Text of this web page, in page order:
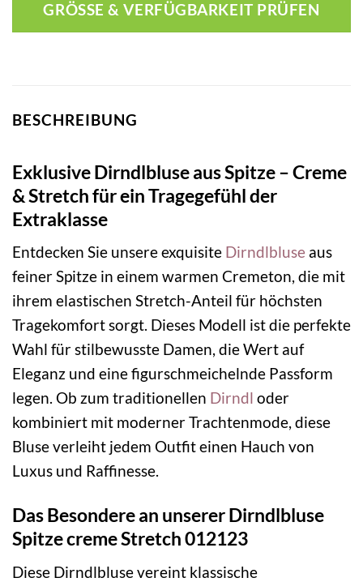
GRÖSSE & VERFÜGBARKEIT PRÜFEN
BESCHREIBUNG
Exklusive Dirndlbluse aus Spitze – Creme
& Stretch für ein Tragegefühl der
Extraklasse
Entdecken Sie unsere exquisite Dirndlbluse aus
feiner Spitze in einem warmen Cremeton, die mit
ihrem elastischen Stretch-Anteil für höchsten
Tragekomfort sorgt. Dieses Modell ist die perfekte
Wahl für stilbewusste Damen, die Wert auf
Eleganz und eine figurschmeichelnde Passform
legen. Ob zum traditionellen Dirndl oder
kombiniert mit moderner Trachtenmode, diese
Bluse verleiht jedem Outfit einen Hauch von
Luxus und Raffinesse.
Das Besondere an unserer Dirndlbluse
Spitze creme Stretch 012123
Diese Dirndlbluse vereint klassische